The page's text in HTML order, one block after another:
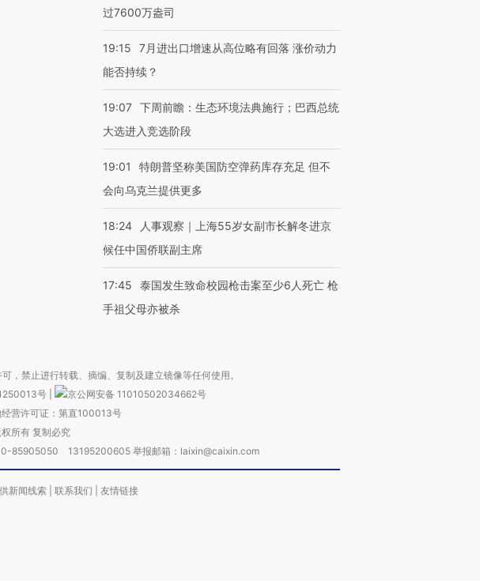
过7600万盎司
19:15
7月进出口增速从高位略有回落 涨价动力
能否持续？
19:07 下周前瞻：生态环境法典施行；巴西总统
大选进入竞选阶段
19:01
特朗普坚称美国防空弹药库存充足 但不
会向乌克兰提供更多
18:24
人事观察｜上海55岁女副市长解冬进京
候任中国侨联副主席
17:45
泰国发生致命校园枪击案至少6人死亡 枪
手祖父母亦被杀
，禁止进行转载、摘编、复制及建立镜像等任何使用。
号
京公网安备 11010502034662号
营许可证：第直100013号
所有 复制必究
85905050 13195200605 举报邮箱：laixin@caixin.com
新闻线索 联系我们 友情链接